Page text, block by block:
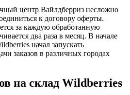
центр Вайлдберриз несложно
к договору оферты.
за каждую обработанную
два раза в месяц. В начале
начал запускать
заказов в различных городах
на склад Wildberries